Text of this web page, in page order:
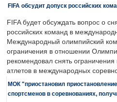
FIFA обсудит допуск российских
FIFA будет обсуждать вопрос о
российских команд в
Международный олимпийский
ограничения в отношении
рекомендовал снять ограничения
атлетов в международных
МОК "приостановил
спортсменов в соревнованиях,